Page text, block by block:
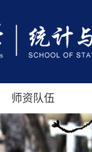
师资队伍